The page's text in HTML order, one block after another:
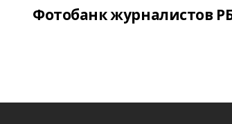
Фотобанк журналистов